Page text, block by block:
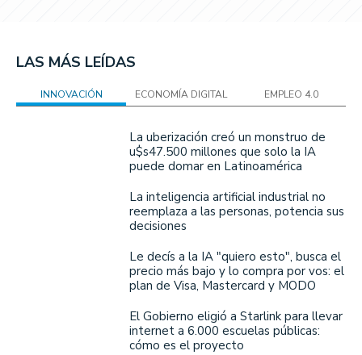
LAS MÁS LEÍDAS
INNOVACIÓN ECONOMÍA DIGITAL EMPLEO 4.0
La uberización creó un monstruo de
u$s47.500 millones que solo la IA
puede domar en Latinoamérica
La inteligencia artificial industrial no
reemplaza a las personas, potencia sus
decisiones
Le decís a la IA "quiero esto", busca el
precio más bajo y lo compra por vos: el
plan de Visa, Mastercard y MODO
El Gobierno eligió a Starlink para llevar
internet a 6.000 escuelas públicas:
cómo es el proyecto